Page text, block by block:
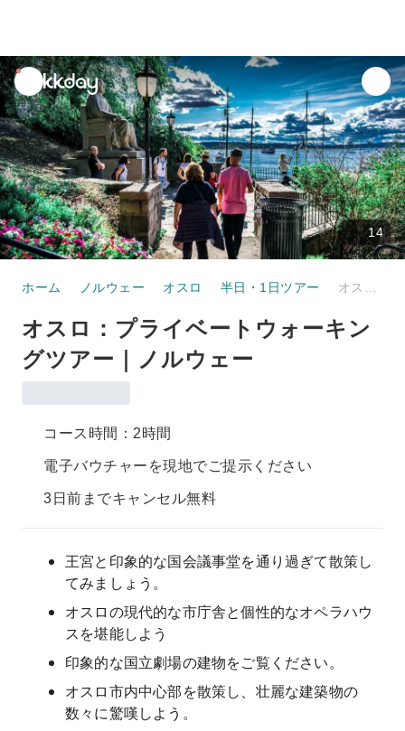
unread
notifications
14
ホーム ノルウェー オスロ 半日・1日ツアー
オスロ：プライベートウォーキン
グツアー｜ノルウェー
コース時間：2時間
電子バウチャーを現地でご提示ください
3日前までキャンセル無料
王宮と印象的な国会議事堂を通り過ぎて散策し
てみましょう。
オスロの現代的な市庁舎と個性的なオペラハウ
スを堪能しよう
印象的な国立劇場の建物をご覧ください。
オスロ市内中心部を散策し、壮麗な建築物の
数々に驚嘆しよう。